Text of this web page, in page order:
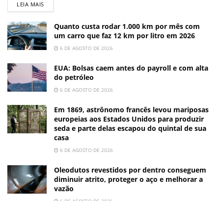
LEIA MAIS
Quanto custa rodar 1.000 km por mês com
um carro que faz 12 km por litro em 2026
6 DE AGOSTO DE 2026
EUA: Bolsas caem antes do payroll e com alta
do petróleo
6 DE AGOSTO DE 2026
Em 1869, astrônomo francês levou mariposas
europeias aos Estados Unidos para produzir
seda e parte delas escapou do quintal de sua
casa
6 DE AGOSTO DE 2026
Oleodutos revestidos por dentro conseguem
diminuir atrito, proteger o aço e melhorar a
vazão